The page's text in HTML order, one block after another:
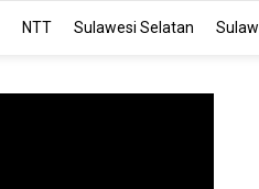
NTT Sulawesi Selatan